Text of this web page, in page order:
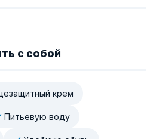
с собой
крем
Питьевую воду